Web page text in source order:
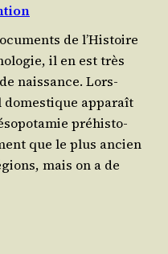
de l’His­toire
il en est très
nais­sance. Lors­
domes­tique appa­raît
pré­his­to­
que le plus ancien
mais on a de